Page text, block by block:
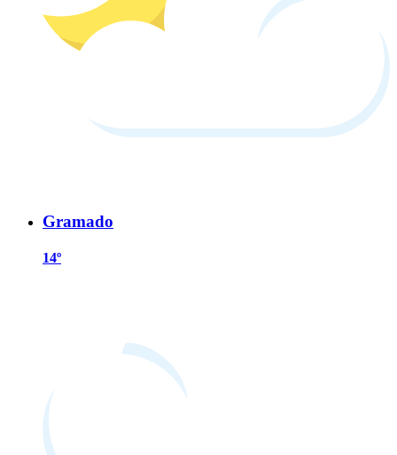
Gramado
14º